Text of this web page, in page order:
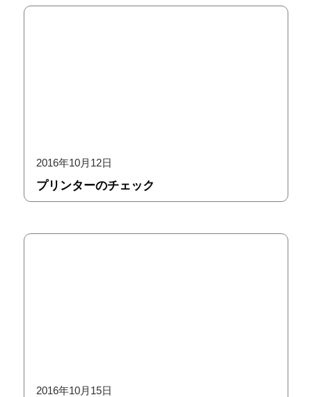
2016年10月12日
プリンターのチェック
2016年10月15日